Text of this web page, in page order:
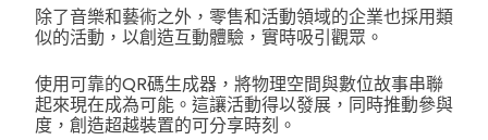
除了音樂和藝術之外，零售和活動領域的企業也採用類
似的活動，以創造互動體驗，實時吸引觀眾。
使用可靠的QR碼生成器，將物理空間與數位故事串聯
起來現在成為可能。這讓活動得以發展，同時推動參與
度，創造超越裝置的可分享時刻。